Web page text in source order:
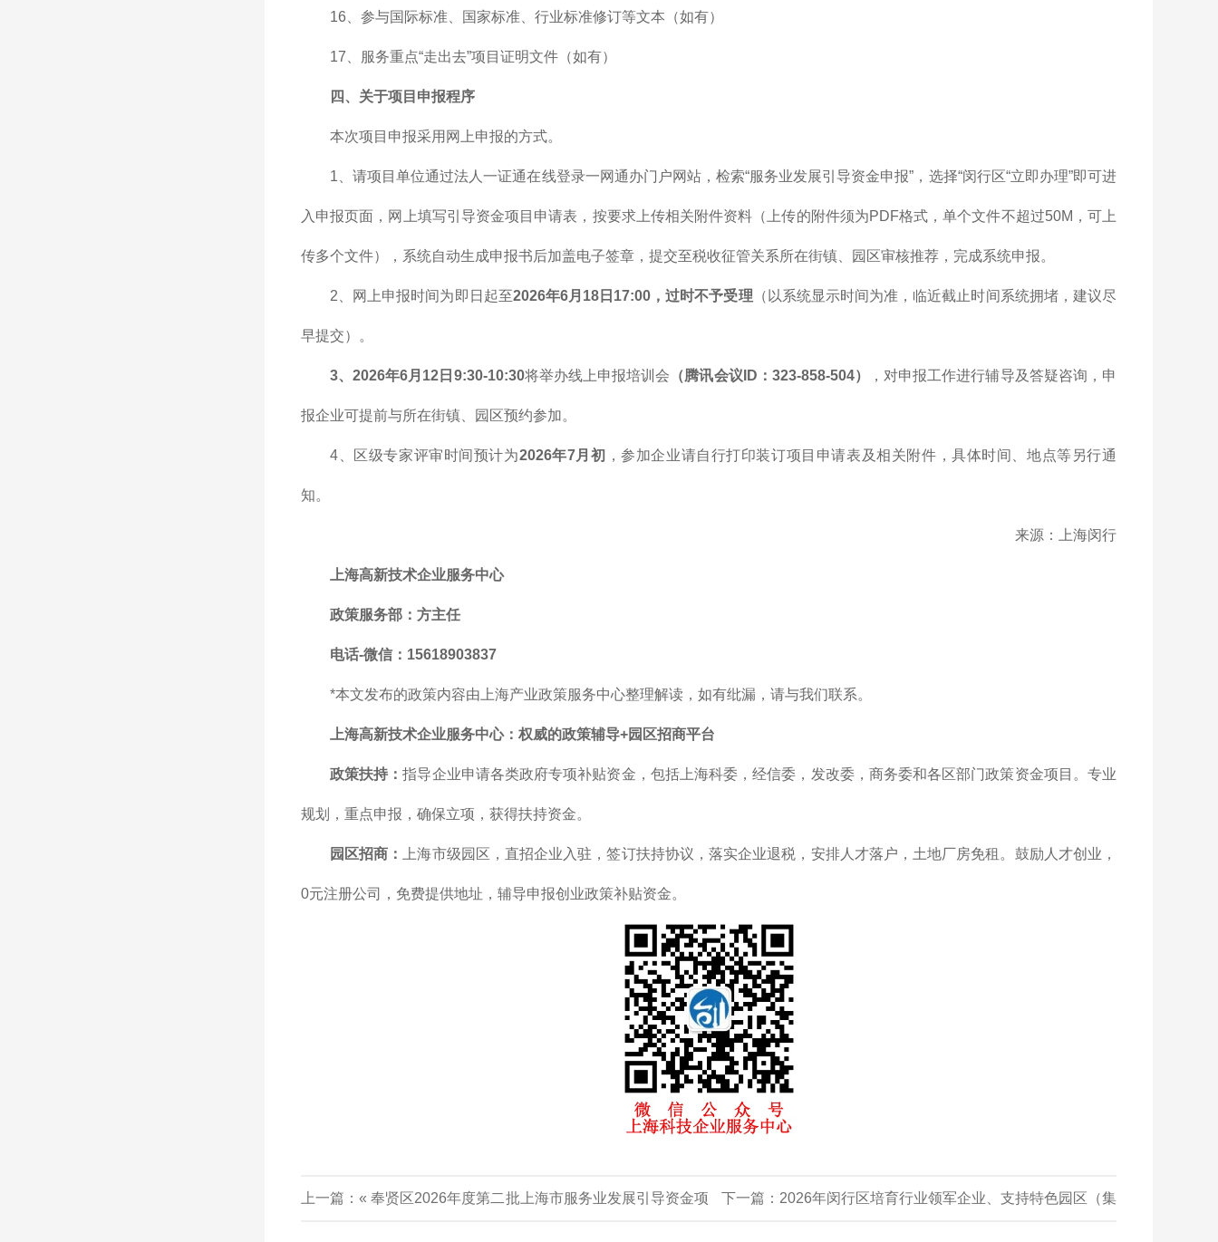
16、参与国际标准、国家标准、行业标准修订等文本（如有）
17、服务重点“走出去”项目证明文件（如有）
四、关于项目申报程序
本次项目申报采用网上申报的方式。
1、请项目单位通过法人一证通在线登录一网通办门户网站，检索“服务业发展引导资金申报”，选择“闵行区“立即办理”即可进
入申报页面，网上填写引导资金项目申请表，按要求上传相关附件资料（上传的附件须为PDF格式，单个文件不超过50M，可上
传多个文件），系统自动生成申报书后加盖电子签章，提交至税收征管关系所在街镇、园区审核推荐，完成系统申报。
2、网上申报时间为即日起至2026年6月18日17:00，过时不予受理 （以系统显示时间为准，临近截止时间系统拥堵，建议尽
早提交）。
3、2026年6月12日9:30-10:30将举办线上申报培训会 （腾讯会议ID：323-858-504） ，对申报工作进行辅导及答疑咨询，申
报企业可提前与所在街镇、园区预约参加。
4、区级专家评审时间预计为2026年7月初 ，参加企业请自行打印装订项目申请表及相关附件，具体时间、地点等另行通
知。
来源：上海闵行
上海高新技术企业服务中心
政策服务部 ：方主任
电话-微信：15618903837
*本文发布的政策内容由上海产业政策服务中心整理解读，如有纰漏，请与我们联系。
上海高新技术企业服务中心：权威的政策辅导+园区招商平台
政策扶持：指导企业申请各类政府专项补贴资金，包括上海科委，经信委，发改委，商务委和各区部门政策资金项目。专业
规划，重点申报，确保立项，获得扶持资金。
园区招商： 上海市级园区，直招企业入驻，签订扶持协议，落实企业退税，安排人才落户，土地厂房免租。鼓励人才创业，
0元注册公司，免费提供地址，辅导申报创业政策补贴资金。
上一篇：«奉贤区2026年度第二批上海市服务业发展引导资金项 下一篇： 2026年闵行区培育行业领军企业、支持特色园区（集